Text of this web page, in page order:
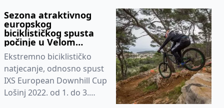
Sezona atraktivnog
europskog
biciklističkog spusta
počinje u Velom
Lošinju
Ekstremno biciklističko
natjecanje, odnosno spust
IXS European Downhill Cup
Lošinj 2022. od 1. do 3.